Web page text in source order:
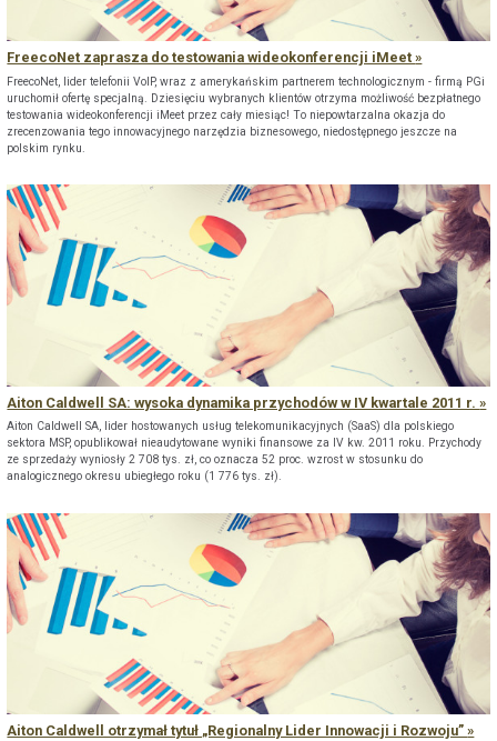
FreecoNet zaprasza do testowania wideokonferencji iMeet
FreecoNet, lider telefonii VoIP, wraz z amerykańskim partnerem technologicznym - firmą PGi
uruchomił ofertę specjalną. Dziesięciu wybranych klientów otrzyma możliwość bezpłatnego
testowania wideokonferencji iMeet przez cały miesiąc! To niepowtarzalna okazja do
zrecenzowania tego innowacyjnego narzędzia biznesowego, niedostępnego jeszcze na
polskim rynku.
Aiton Caldwell SA: wysoka dynamika przychodów w IV kwartale 2011 r.
Aiton Caldwell SA, lider hostowanych usług telekomunikacyjnych (SaaS) dla polskiego
sektora MSP, opublikował nieaudytowane wyniki finansowe za IV kw. 2011 roku. Przychody
ze sprzedaży wyniosły 2 708 tys. zł, co oznacza 52 proc. wzrost w stosunku do
analogicznego okresu ubiegłego roku (1 776 tys. zł).
Aiton Caldwell otrzymał tytuł „Regionalny Lider Innowacji i Rozwoju”